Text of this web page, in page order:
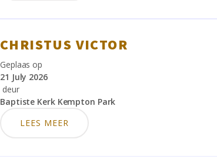
CHRISTUS VICTOR
Geplaas op
21 July 2026
deur
Baptiste Kerk Kempton Park
LEES MEER